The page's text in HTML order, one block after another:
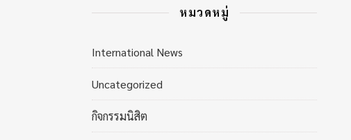
หมวดหมู่
International News
Uncategorized
กิจกรรมนิสิต